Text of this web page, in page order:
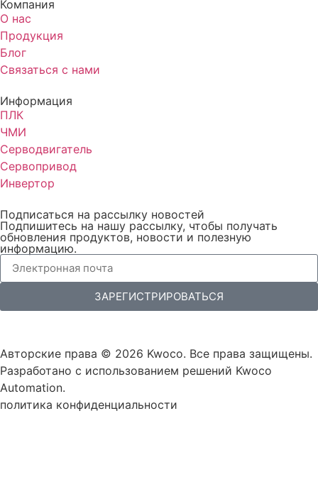
Компания
О нас
Продукция
Блог
Связаться с нами
Информация
ПЛК
ЧМИ
Серводвигатель
Сервопривод
Инвертор
Подписаться на рассылку новостей
Подпишитесь на нашу рассылку, чтобы получать
обновления продуктов, новости и полезную
информацию.
ЗАРЕГИСТРИРОВАТЬСЯ
Авторские права © 2026 Kwoco. Все права защищены.
Разработано с использованием решений Kwoco
Automation.
политика конфиденциальности